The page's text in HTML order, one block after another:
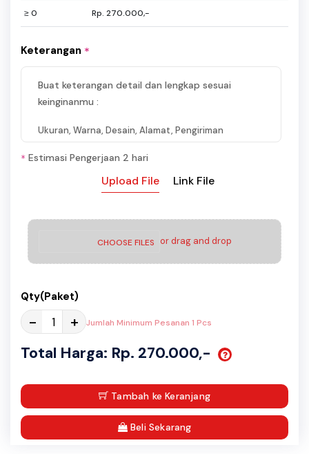
≥ 0 Rp. 270.000,-
Keterangan *
Buat keterangan detail dan lengkap sesuai
keinginanmu :
Ukuran, Warna, Desain, Alamat, Pengiriman
* Estimasi Pengerjaan 2 hari
Upload File Link File
CHOOSE FILES or drag and drop
Qty(Paket)
- + Jumlah Minimum Pesanan 1 Pcs
Total Harga: Rp. 270.000,-
Tambah ke Keranjang
Beli Sekarang